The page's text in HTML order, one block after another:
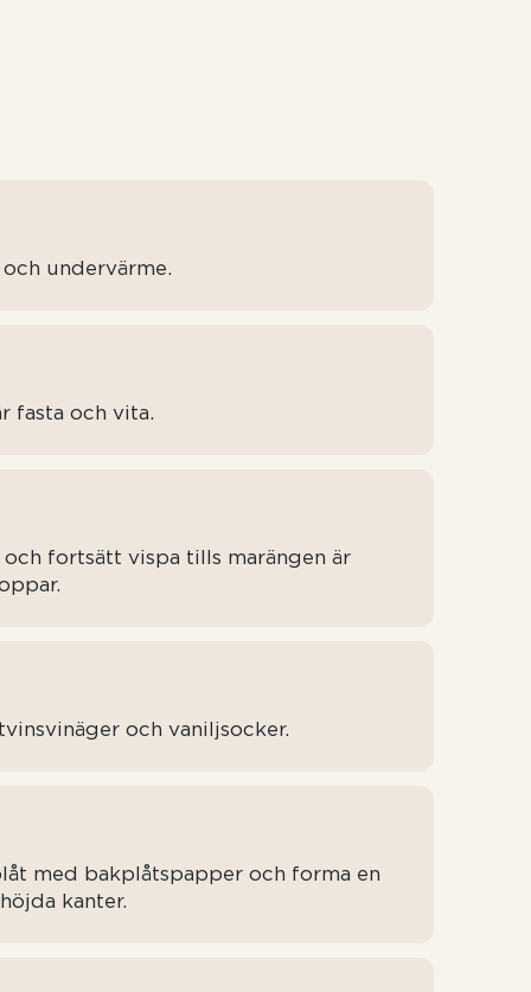
och undervärme.
fasta och vita.
fortsätt vispa tills marängen är
och vaniljsocker.
med bakplåtspapper och forma en
kanter.